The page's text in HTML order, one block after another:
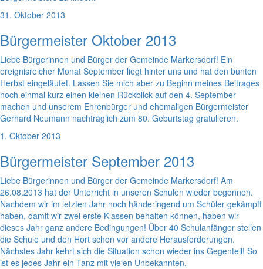
31. Oktober 2013
Bürgermeister Oktober 2013
Liebe Bürgerinnen und Bürger der Gemeinde Markersdorf! Ein
ereignisreicher Monat September liegt hinter uns und hat den bunten
Herbst eingeläutet. Lassen Sie mich aber zu Beginn meines Beitrages
noch einmal kurz einen kleinen Rückblick auf den 4. September
machen und unserem Ehrenbürger und ehemaligen Bürgermeister
Gerhard Neumann nachträglich zum 80. Geburtstag gratulieren.
1. Oktober 2013
Bürgermeister September 2013
Liebe Bürgerinnen und Bürger der Gemeinde Markersdorf! Am
26.08.2013 hat der Unterricht in unseren Schulen wieder begonnen.
Nachdem wir im letzten Jahr noch händeringend um Schüler gekämpft
haben, damit wir zwei erste Klassen behalten können, haben wir
dieses Jahr ganz andere Bedingungen! Über 40 Schulanfänger stellen
die Schule und den Hort schon vor andere Herausforderungen.
Nächstes Jahr kehrt sich die Situation schon wieder ins Gegenteil! So
ist es jedes Jahr ein Tanz mit vielen Unbekannten.